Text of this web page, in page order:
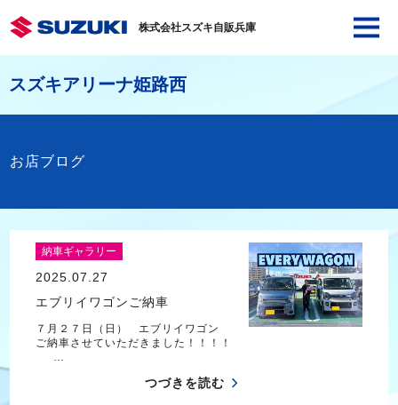
株式会社スズキ自販兵庫
スズキアリーナ姫路西
お店ブログ
納車ギャラリー
2025.07.27
エブリイワゴンご納車
７月２７日（日） エブリイワゴン
ご納車させていただきました！！！！
つづきを読む